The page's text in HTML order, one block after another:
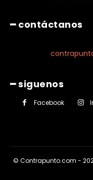
━ contáctanos
━ siguenos
Facebook
© Contrapunto.com -